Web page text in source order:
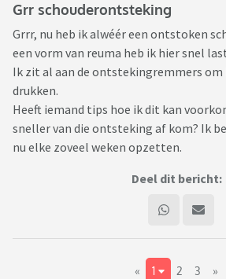
Grr schouderontsteking
Grrr, nu heb ik alwéér een ontstoken
een vorm van reuma heb ik hier snel
Ik zit al aan de ontstekingremmers om
drukken.
Heeft iemand tips hoe ik dit kan
sneller van die ontsteking af kom? Ik
nu elke zoveel weken opzetten.
Deel dit bericht:
« 1 2 3 »